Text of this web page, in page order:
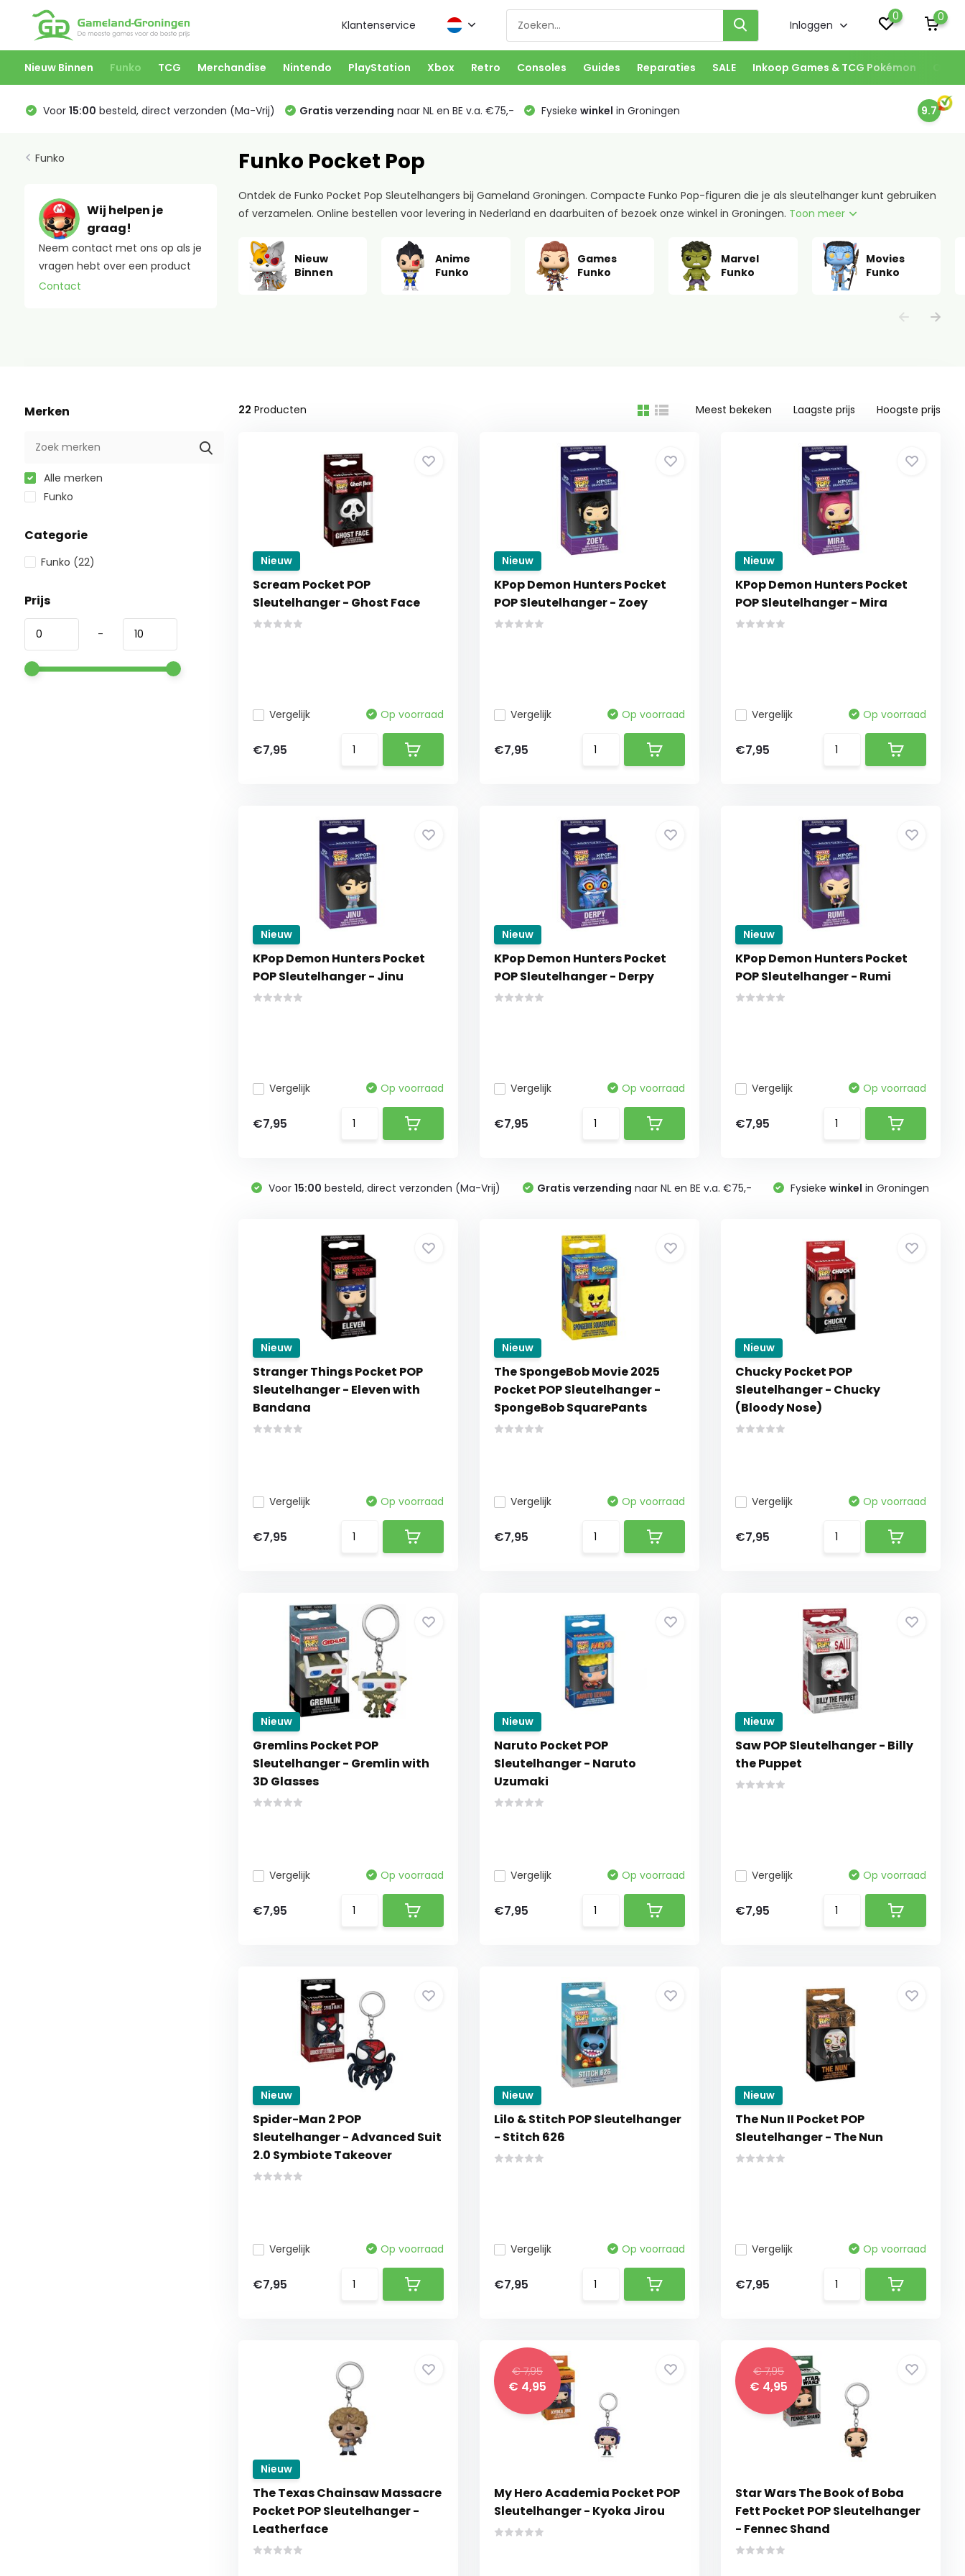
Klantenservice Inloggen
0 0
Nieuw Binnen Funko TCG Merchandise Nintendo PlayStation Xbox Retro Consoles Guides Reparaties SALE Inkoop Games & TCG Pokémon
Voor 15:00 besteld, direct verzonden (Ma-Vrij) Gratis verzending naar NL en BE v.a. €75,- Fysieke winkel in Groningen 9.7
Funko
Wij helpen je
graag!
Neem contact met ons op als je
vragen hebt over een product
Contact
Funko Pocket Pop
Ontdek de Funko Pocket Pop Sleutelhangers bij Gameland Groningen. Compacte Funko Pop-figuren die je als sleutelhanger kunt gebruiken
of verzamelen. Online bestellen voor levering in Nederland en daarbuiten of bezoek onze winkel in Groningen. Toon meer
Nieuw
Binnen
Anime
Funko
Games
Funko
Marvel
Funko
Movies
Funko
Merken
Alle merken
Funko
Categorie
Funko (22)
Prijs
-
22 Producten Meest bekeken Laagste prijs Hoogste prijs
Nieuw
Scream Pocket POP
Sleutelhanger - Ghost Face
Vergelijk Op voorraad
€7,95
Nieuw
KPop Demon Hunters Pocket
POP Sleutelhanger - Zoey
Vergelijk Op voorraad
€7,95
Nieuw
KPop Demon Hunters Pocket
POP Sleutelhanger - Mira
Vergelijk Op voorraad
€7,95
Nieuw
KPop Demon Hunters Pocket
POP Sleutelhanger - Jinu
Vergelijk Op voorraad
€7,95
Nieuw
KPop Demon Hunters Pocket
POP Sleutelhanger - Derpy
Vergelijk Op voorraad
€7,95
Nieuw
KPop Demon Hunters Pocket
POP Sleutelhanger - Rumi
Vergelijk Op voorraad
€7,95
Voor15:00 besteld, direct verzonden (Ma-Vrij) Gratis verzending naar NL en BE v.a. €75,- Fysieke winkel in Groningen
Nieuw
Stranger Things Pocket POP
Sleutelhanger - Eleven with
Bandana
Vergelijk Op voorraad
€7,95
Nieuw
The SpongeBob Movie 2025
Pocket POP Sleutelhanger -
SpongeBob SquarePants
Vergelijk Op voorraad
€7,95
Nieuw
Chucky Pocket POP
Sleutelhanger - Chucky
(Bloody Nose)
Vergelijk Op voorraad
€7,95
Nieuw
Gremlins Pocket POP
Sleutelhanger - Gremlin with
3D Glasses
Vergelijk Op voorraad
€7,95
Nieuw
Naruto Pocket POP
Sleutelhanger - Naruto
Uzumaki
Vergelijk Op voorraad
€7,95
Nieuw
Saw POP Sleutelhanger - Billy
the Puppet
Vergelijk Op voorraad
€7,95
Nieuw
Spider-Man 2 POP
Sleutelhanger - Advanced Suit
2.0 Symbiote Takeover
Vergelijk Op voorraad
€7,95
Nieuw
Lilo & Stitch POP Sleutelhanger
- Stitch 626
Vergelijk Op voorraad
€7,95
Nieuw
The Nun II Pocket POP
Sleutelhanger - The Nun
Vergelijk Op voorraad
€7,95
Nieuw
The Texas Chainsaw Massacre
Pocket POP Sleutelhanger -
Leatherface
€ 7,95
€ 4,95
My Hero Academia Pocket POP
Sleutelhanger - Kyoka Jirou
€ 7,95
€ 4,95
Star Wars The Book of Boba
Fett Pocket POP Sleutelhanger
- Fennec Shand